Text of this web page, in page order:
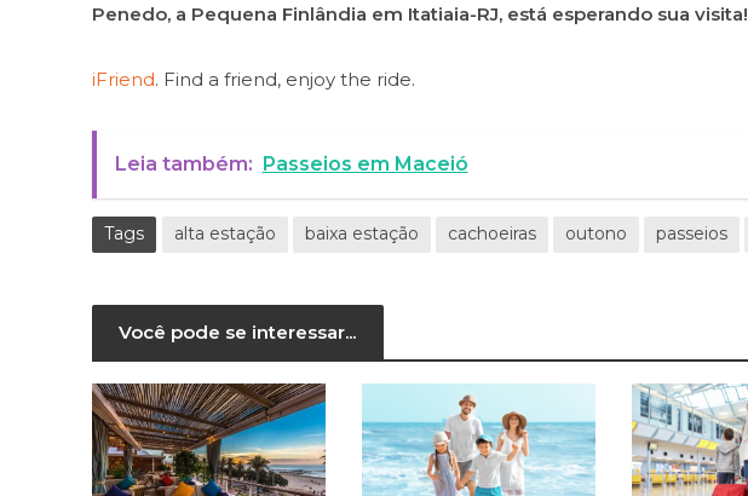
Penedo, a Pequena Finlândia em Itatiaia-RJ, está esperando sua visita!
iFriend. Find a friend, enjoy the ride.
Leia também: Passeios em Maceió
Tags alta estação baixa estação cachoeiras outono passeios
Você pode se interessar...